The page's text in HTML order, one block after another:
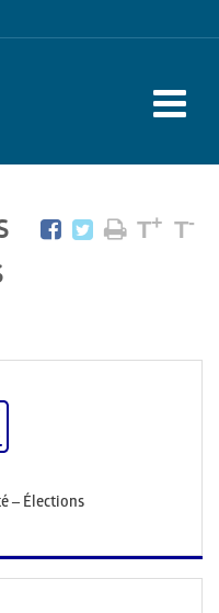
T+ T-
– Élections